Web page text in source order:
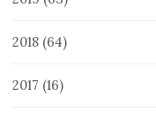
2018 (64)
2017 (16)